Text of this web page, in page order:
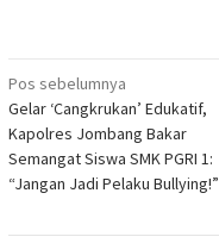
Navigasi
pos
Pos sebelumnya
Gelar ‘Cangkrukan’ Edukatif,
Kapolres Jombang Bakar
Semangat Siswa SMK PGRI 1:
“Jangan Jadi Pelaku Bullying!”